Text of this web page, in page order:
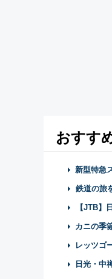
おすす
新型特急
鉄道の旅
【JTB】
カニの季
レッツゴ
日光・中